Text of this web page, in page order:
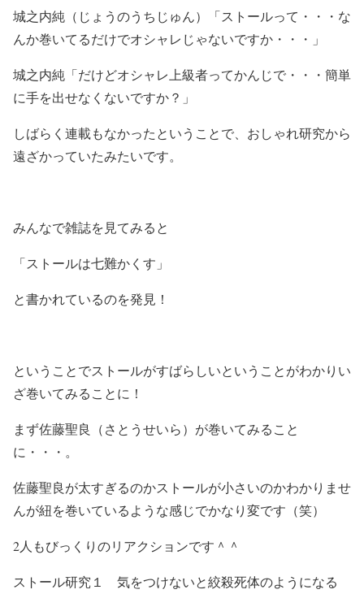
城之内純（じょうのうちじゅん）「ストールって・・・な
んか巻いてるだけでオシャレじゃないですか・・・」
城之内純「だけどオシャレ上級者ってかんじで・・・簡単
に手を出せなくないですか？」
しばらく連載もなかったということで、おしゃれ研究から
遠ざかっていたみたいです。
みんなで雑誌を見てみると
「ストールは七難かくす」
と書かれているのを発見！
ということでストールがすばらしいということがわかりい
ざ巻いてみることに！
まず佐藤聖良（さとうせいら）が巻いてみること
に・・・。
佐藤聖良が太すぎるのかストールが小さいのかわかりませ
んが紐を巻いているような感じでかなり変です（笑）
2人もびっくりのリアクションです＾＾
ストール研究１ 気をつけないと絞殺死体のようになる